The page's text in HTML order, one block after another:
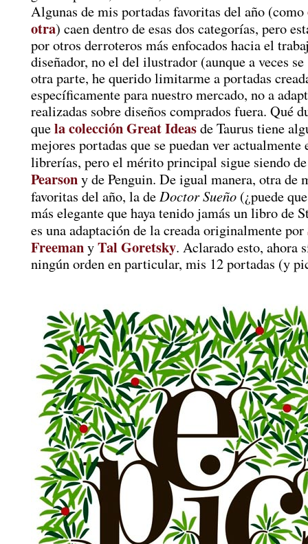
Algunas de mis portadas favoritas del año (como
otra) caen dentro de esas dos categorías, pero
por otros derroteros más enfocados hacia el
diseñador, no el del ilustrador (aunque a veces
otra parte, he querido limitarme a portadas
específicamente para nuestro mercado, no a
realizadas sobre diseños comprados fuera. Qué
quela colección Great Ideasde Taurus tiene
mejores portadas que se puedan ver actualmente
librerías, pero el mérito principal sigue siendo
Pearsony de Penguin. De igual manera, otra de
favoritas del año, la de Doctor Sueño (¿puede
más elegante que haya tenido jamás un libro de
es una adaptación de la creada originalmente por
FreemanyTal Goretsky. Aclarado esto, ahora
ningún orden en particular, mis 12 portadas (y